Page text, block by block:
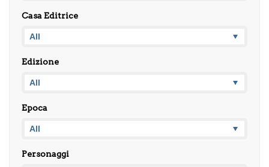
Casa Editrice
Edizione
Epoca
Personaggi